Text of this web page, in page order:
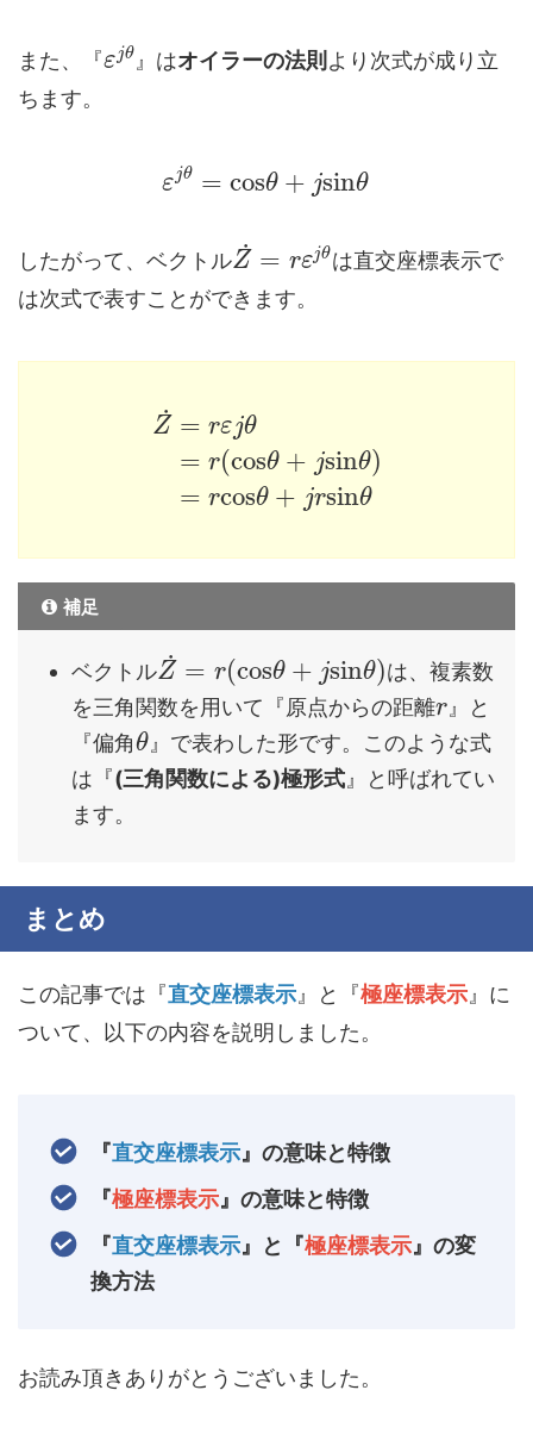
また、『εjθ』はオイラーの法則 より次式が成り立
ちます。
εjθ = cosθ + jsinθ
したがって、ベクトルZ
˙ = rεjθは直交座標表示で
は次式で表すことができます。
Z
˙ =
=
=
rεjθ
r(cosθ + jsinθ)
rcosθ + jrsinθ
補足
ベクトルZ
˙ = r(cosθ + jsinθ)は、複素数
を三角関数を用いて『原点からの距離r 』と
『偏角θ 』で表わした形です。このような式
は『(三角関数による)極形式 』と呼ばれてい
ます。
まとめ
この記事では『直交座標表示 』と『極座標表示 』に
ついて、以下の内容を説明しました。
『直交座標表示』の意味と特徴
『極座標表示』の意味と特徴
『直交座標表示』と『極座標表示』の変
換方法
お読み頂きありがとうございました。